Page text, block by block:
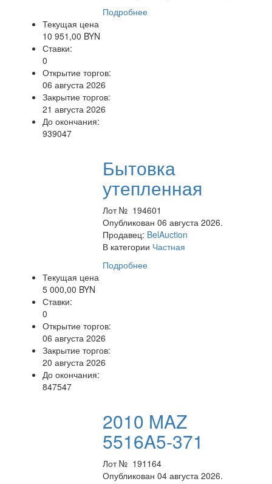
Подробнее
Текущая цена
10 951,00 BYN
Ставки:
0
Открытие торгов:
06 августа 2026
Закрытие торгов:
21 августа 2026
До окончания:
939047
Бытовка
утепленная
Лот № 194601
Опубликован 06 августа 2026.
Продавец: BelAuction
В категории Частная
Подробнее
Текущая цена
5 000,00 BYN
Ставки:
0
Открытие торгов:
06 августа 2026
Закрытие торгов:
20 августа 2026
До окончания:
847547
2010 MAZ
5516A5-371
Лот № 191164
Опубликован 04 августа 2026.